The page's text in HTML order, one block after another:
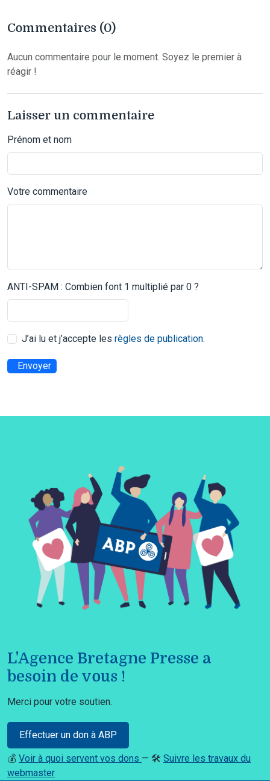
Commentaires (0)
Aucun commentaire pour le moment. Soyez le premier à
réagir !
Laisser un commentaire
Prénom et nom
Votre commentaire
ANTI-SPAM : Combien font 1 multiplié par 0 ?
J’ai lu et j’accepte les règles de publication.
Envoyer
L'Agence Bretagne Presse a
besoin de vous !
Merci pour votre soutien.
Effectuer un don à ABP
💰 Voir à quoi servent vos dons — 🛠️ Suivre les travaux du
webmaster